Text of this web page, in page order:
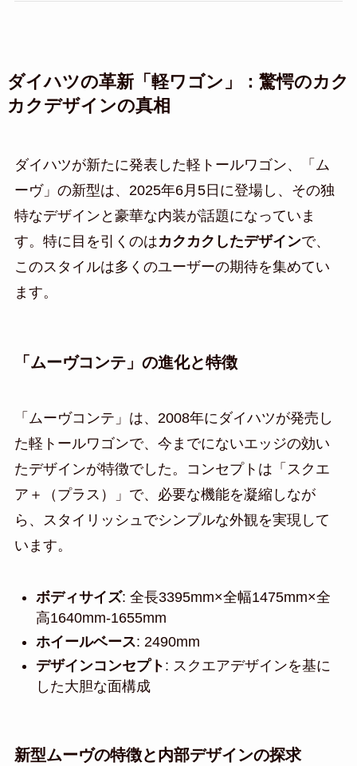
ダイハツの革新「軽ワゴン」：驚愕のカク
カクデザインの真相
ダイハツが新たに発表した軽トールワゴン、「ム
ーヴ」の新型は、2025年6月5日に登場し、その独
特なデザインと豪華な内装が話題になっていま
す。特に目を引くのはカクカクしたデザインで、
このスタイルは多くのユーザーの期待を集めてい
ます。
「ムーヴコンテ」の進化と特徴
「ムーヴコンテ」は、2008年にダイハツが発売し
た軽トールワゴンで、今までにないエッジの効い
たデザインが特徴でした。コンセプトは「スクエ
ア＋（プラス）」で、必要な機能を凝縮しなが
ら、スタイリッシュでシンプルな外観を実現して
います。
ボディサイズ: 全長3395mm×全幅1475mm×全
高1640mm-1655mm
ホイールベース: 2490mm
デザインコンセプト : スクエアデザインを基に
した大胆な面構成
新型ムーヴの特徴と内部デザインの探求